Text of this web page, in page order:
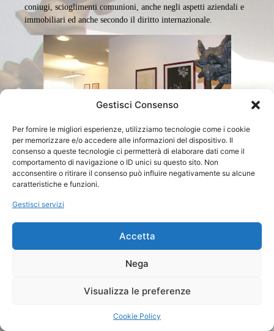
Gestisci Consenso
Per fornire le migliori esperienze, utilizziamo tecnologie come i cookie
per memorizzare e/o accedere alle informazioni del dispositivo. Il
consenso a queste tecnologie ci permetterà di elaborare dati come il
comportamento di navigazione o ID unici su questo sito. Non
acconsentire o ritirare il consenso può influire negativamente su alcune
caratteristiche e funzioni.
Gestisci servizi
Accetta
Nega
Visualizza le preferenze
Cookie Policy
coniugi, scioglimenti comunioni, anche negli aspetti aziendali e
immobiliari ed anche secondo il diritto internazionale.
BIASETTI AVV. DAVID STUDIO LEGALE | 10, Via L. Da Vinci -
39100 Bolzano (BZ) - Italia | P.I. 00649510211